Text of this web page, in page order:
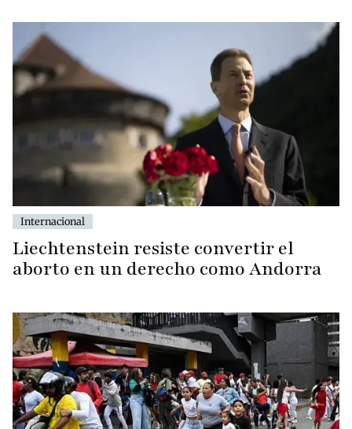
Internacional
Liechtenstein resiste convertir el
aborto en un derecho como Andorra